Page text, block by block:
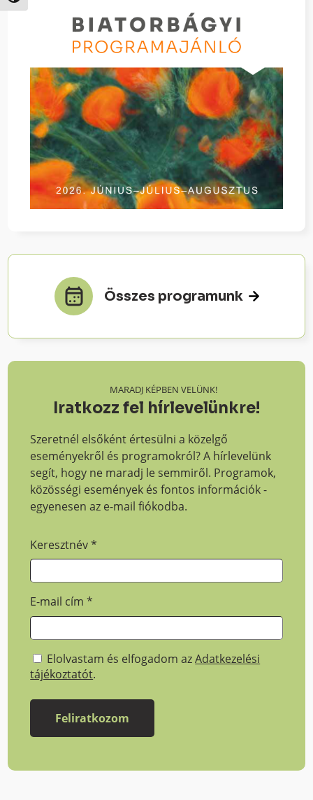
Összes programunk
MARADJ KÉPBEN VELÜNK!
Iratkozz fel hírlevelünkre!
Szeretnél elsőként értesülni a közelgő
eseményekről és programokról? A hírlevelünk
segít, hogy ne maradj le semmiről. Programok,
közösségi események és fontos információk -
egyenesen az e-mail fiókodba.
Keresztnév*
E-mail cím*
Elolvastam és elfogadom azAdatkezelési
tájékoztatót.